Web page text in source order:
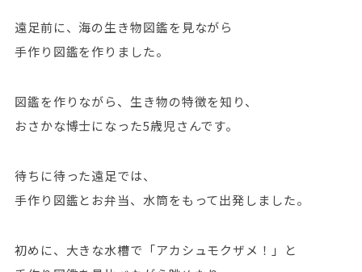
遠足前に、海の生き物図鑑を見ながら
手作り図鑑を作りました。
図鑑を作りながら、生き物の特徴を知り、
おさかな博士になった5歳児さんです。
待ちに待った遠足では、
手作り図鑑とお弁当、水筒をもって出発しました。
初めに、大きな水槽で「アカシュモクザメ！」と